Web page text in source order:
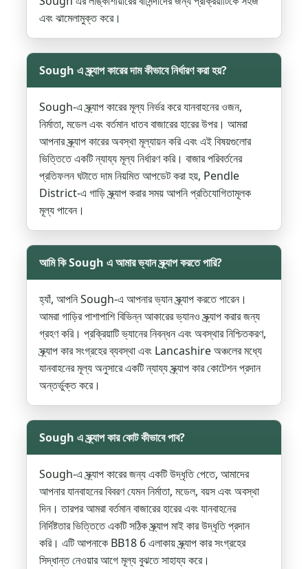
এবং ঝামেলামুক্ত করে।
Sough এ স্ক্র্যাপ কারের দাম কীভাবে নির্ধারণ করা হয়?
Sough-এ স্ক্র্যাপ কারের মূল্য নির্ভর করে যানবাহনের ওজন,
নির্মাতা, মডেল এবং বর্তমান ধাতব বাজারের হারের উপর। আমরা
আপনার স্ক্র্যাপ কারের অবস্থা মূল্যায়ন করি এবং এই বিষয়গুলোর
ভিত্তিতে একটি ন্যায্য মূল্য নির্ধারণ করি। বাজার পরিবর্তনের
প্রতিফলন ঘটাতে দাম নিয়মিত আপডেট করা হয়, Pendle
District-এ গাড়ি স্ক্র্যাপ করার সময় আপনি প্রতিযোগিতামূলক
মূল্য পাবেন।
আমি কি Sough এ আমার ভ্যান স্ক্র্যাপ করতে পারি?
হ্যাঁ, আপনি Sough-এ আপনার ভ্যান স্ক্র্যাপ করতে পারেন।
আমরা গাড়ির পাশাপাশি বিভিন্ন আকারের ভ্যানও স্ক্র্যাপ করার জন্য
গ্রহণ করি। প্রক্রিয়াটি ভ্যানের নিবন্ধন এবং অবস্থার নিশ্চিতকরণ,
স্ক্র্যাপ কার সংগ্রহের ব্যবস্থা এবং Lancashire অঞ্চলের মধ্যে
যানবাহনের মূল্য অনুসারে একটি ন্যায্য স্ক্র্যাপ কার কোটেশন প্রদান
অন্তর্ভুক্ত করে।
Sough এ স্ক্র্যাপ কার কোট কীভাবে পাব?
Sough-এ স্ক্র্যাপ কারের জন্য একটি উদ্ধৃতি পেতে, আমাদের
আপনার যানবাহনের বিবরণ যেমন নির্মাতা, মডেল, বয়স এবং অবস্থা
দিন। তারপর আমরা বর্তমান বাজারের হারের এবং যানবাহনের
নির্দিষ্টতার ভিত্তিতে একটি সঠিক স্ক্র্যাপ মাই কার উদ্ধৃতি প্রদান
করি। এটি আপনাকে BB18 6 এলাকায় স্ক্র্যাপ কার সংগ্রহের
সিদ্ধান্ত নেওয়ার আগে মূল্য বুঝতে সাহায্য করে।